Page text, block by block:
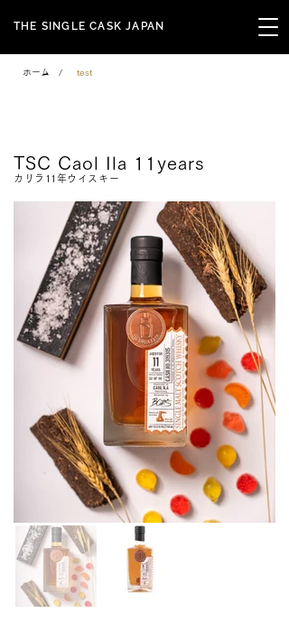
THE SINGLE CASK JAPAN
ホーム / test
TSC Caol Ila 11years
カリラ11年ウイスキー